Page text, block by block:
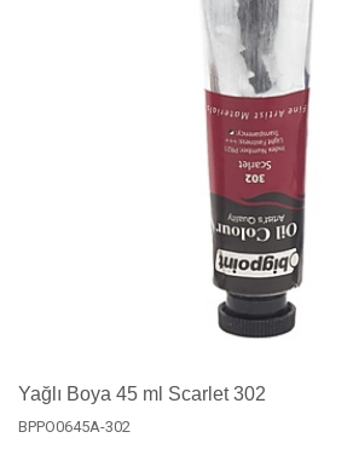
Yağlı Boya 45 ml Scarlet 302
BPPO0645A-302